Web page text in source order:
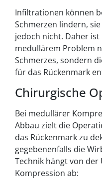
Infiltrationen können
Schmerzen lindern,
jedoch nicht. Daher
medullärem Problem
Schmerzes, sondern
für das Rückenmark
Chirurgische
Bei medullärer
Abbau zielt die
das Rückenmark zu
gegebenenfalls die
Technik hängt von der
Kompression ab: